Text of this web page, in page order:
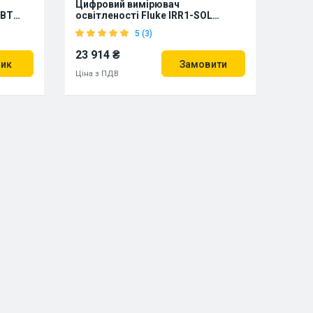
Цифровий вимірювач
освітленості Fluke IRR1-SOL
(5218288)
5 (3)
23 914 ₴
Ціна з ПДВ
Замовити